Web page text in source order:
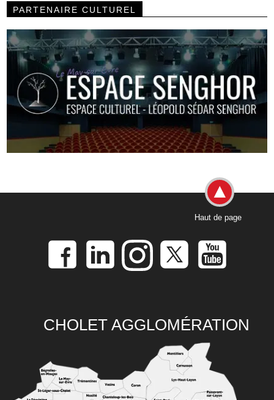
PARTENAIRE CULTUREL
Haut de page
CHOLET AGGLOMÉRATION